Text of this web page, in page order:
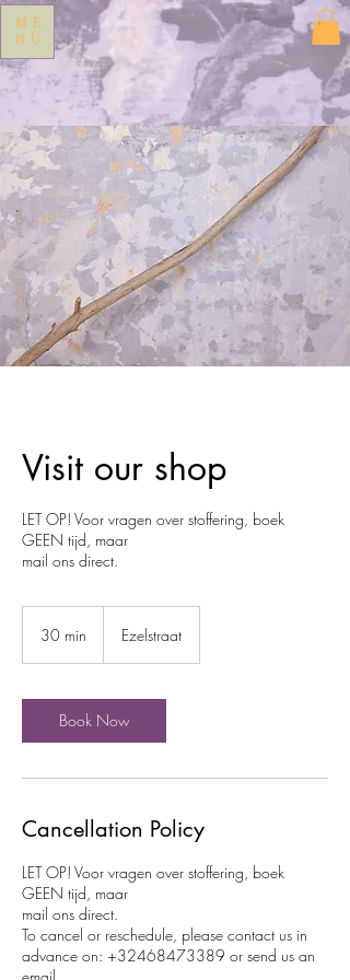
ME
NU
Visit our shop
LET OP! Voor vragen over stoffering, boek
GEEN tijd, maar
mail ons direct.
30 min
i
n
Ezelstraat
Book Now
Cancellation Policy
LET OP! Voor vragen over stoffering, boek
GEEN tijd, maar
mail ons direct.
To cancel or reschedule, please contact us in
advance on: +32468473389 or send us an